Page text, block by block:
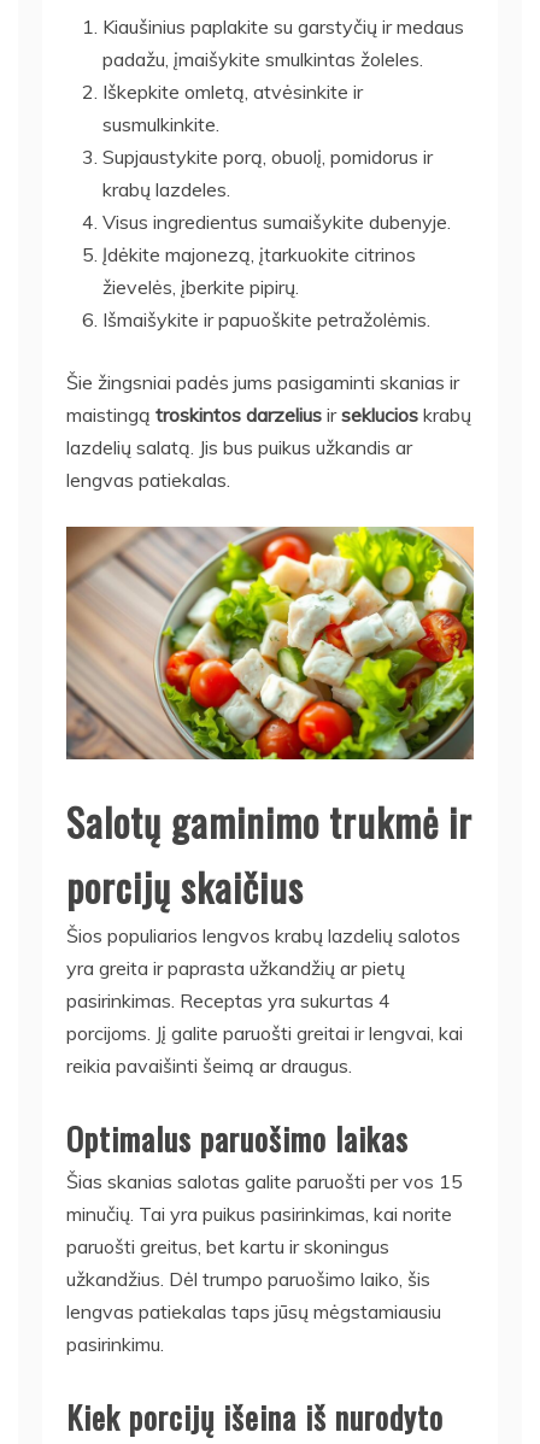
Kiaušinius paplakite su garstyčių ir medaus
padažu, įmaišykite smulkintas žoleles.
Iškepkite omletą, atvėsinkite ir
susmulkinkite.
Supjaustykite porą, obuolį, pomidorus ir
krabų lazdeles.
Visus ingredientus sumaišykite dubenyje.
Įdėkite majonezą, įtarkuokite citrinos
žievelės, įberkite pipirų.
Išmaišykite ir papuoškite petražolėmis.
Šie žingsniai padės jums pasigaminti skanias ir
maistingą troskintos darzelius irseklucios krabų
lazdelių salatą. Jis bus puikus užkandis ar
lengvas patiekalas.
Salotų gaminimo trukmė ir
porcijų skaičius
Šios populiarios lengvos krabų lazdelių salotos
yra greita ir paprasta užkandžių ar pietų
pasirinkimas. Receptas yra sukurtas 4
porcijoms. Jį galite paruošti greitai ir lengvai, kai
reikia pavaišinti šeimą ar draugus.
Optimalus paruošimo laikas
Šias skanias salotas galite paruošti per vos 15
minučių. Tai yra puikus pasirinkimas, kai norite
paruošti greitus, bet kartu ir skoningus
užkandžius. Dėl trumpo paruošimo laiko, šis
lengvas patiekalas taps jūsų mėgstamiausiu
pasirinkimu.
Kiek porcijų išeina iš nurodyto